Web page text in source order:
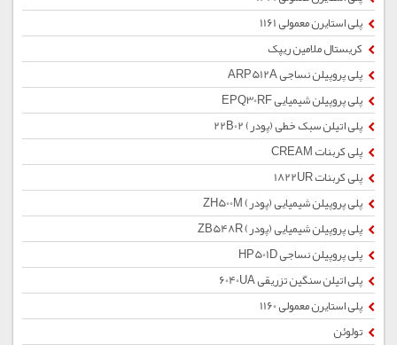
پلی استایرن معمولی 1161
کریستال ملامین ریپک
پلی پروپیلن نساجی ARP512A
پلی پروپیلن شیمیایی EPQ30RF
پلی اتیلن سبک خطی (پودر) 22B02
پلی کربنات CREAM
پلی کربنات 1822UR
پلی پروپیلن شیمیایی (پودر) ZH500M
پلی پروپیلن شیمیایی (پودر) ZB548R
پلی پروپیلن نساجی HP501D
پلی اتیلن سنگین تزریقی 6040UA
پلی استایرن معمولی 1160
تولوئن